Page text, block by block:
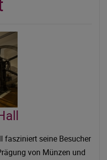
fasziniert seine Besucher
von Münzen und